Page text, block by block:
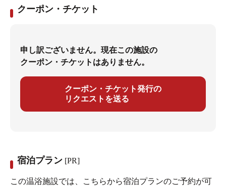
クーポン・チケット
申し訳ございません。現在この施設の
クーポン・チケットはありません。
クーポン・チケット発行の
リクエストを送る
宿泊プラン [PR]
この温浴施設では、こちらから宿泊プランのご予約が可